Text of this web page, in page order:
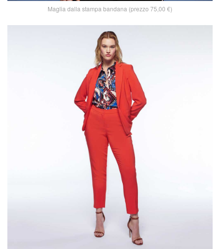
Maglia dalla stampa bandana (prezzo 75,00 €)